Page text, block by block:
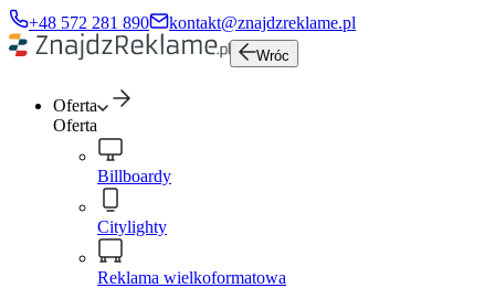
+48 572 281 890 kontakt@znajdzreklame.pl
Wróc
Oferta
Oferta
Billboardy
Citylighty
Reklama wielkoformatowa